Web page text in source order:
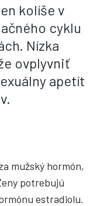
kolíše v
cyklu
Nízka
ovplyvniť
apetít
mužský hormón,
potrebujú
estradiolu.